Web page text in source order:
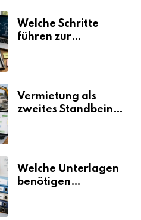
Welche Schritte
führen zur
Vermietung als
zweites Standbein:
Umsätze machen
Welche Unterlagen
benötigen